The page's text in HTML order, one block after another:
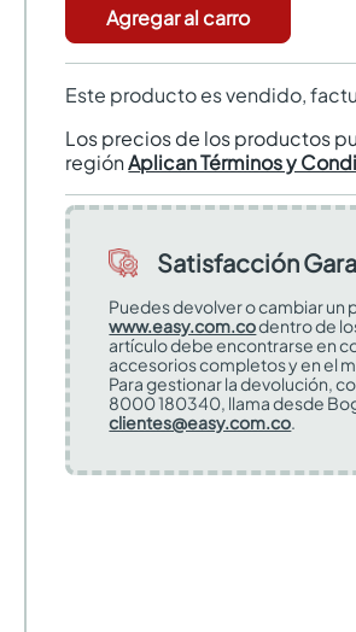
Agregar al carro
Este producto es vendido,
Los precios de los productos
regiónAplican Términos y
Satisfacción
Puedes devolver o cambiar un
www.easy.com.codentro de
artículo debe encontrarse en
accesorios completos y en el
Para gestionar la devolución,
8000 180340, llama desde
clientes@easy.com.co.